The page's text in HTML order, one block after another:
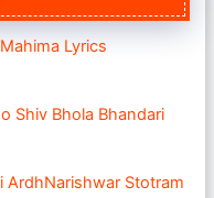
Mahima Lyrics
Shiv Bhola Bhandari
ArdhNarishwar Stotram